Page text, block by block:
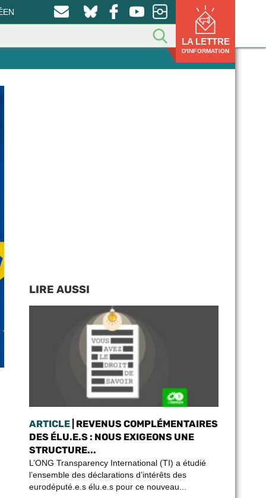
LA LETTRE
D'INFORMATION
LIRE AUSSI
ARTICLE| REVENUS COMPLÉMENTAIRES
DES ÉLU.E.S : NOUS EXIGEONS UNE
STRUCTURE...
L’ONG Transparency International (TI) a étudié
l’ensemble des déclarations d’intérêts des
eurodéputé.e.s élu.e.s pour ce nouveau...